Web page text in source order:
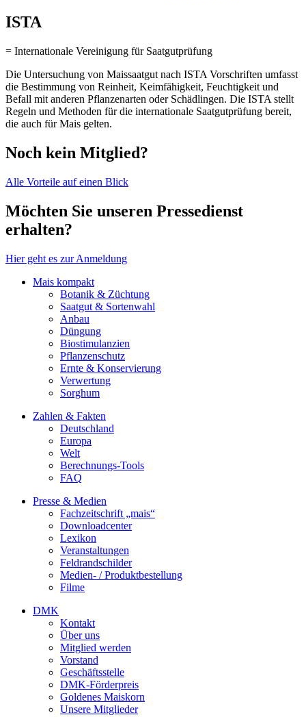
ISTA
= Internationale Vereinigung für Saatgutprüfung
Die Untersuchung von Maissaatgut nach ISTA Vorschriften umfasst
die Bestimmung von Reinheit, Keimfähigkeit, Feuchtigkeit und
Befall mit anderen Pflanzenarten oder Schädlingen. Die ISTA stellt
Regeln und Methoden für die internationale Saatgutprüfung bereit,
die auch für Mais gelten.
Noch kein Mitglied?
Alle Vorteile auf einen Blick
Möchten Sie unseren Pressedienst
erhalten?
Hier geht es zur Anmeldung
Mais kompakt
Botanik & Züchtung
Saatgut & Sortenwahl
Anbau
Düngung
Biostimulanzien
Pflanzenschutz
Ernte & Konservierung
Verwertung
Sorghum
Zahlen & Fakten
Deutschland
Europa
Welt
Berechnungs-Tools
FAQ
Presse & Medien
Fachzeitschrift „mais“
Downloadcenter
Lexikon
Veranstaltungen
Feldrandschilder
Medien- / Produktbestellung
Filme
DMK
Kontakt
Über uns
Mitglied werden
Vorstand
Geschäftsstelle
DMK-Förderpreis
Goldenes Maiskorn
Unsere Mitglieder